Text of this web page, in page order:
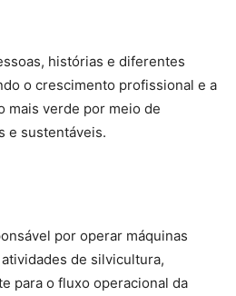
histórias e diferentes
o crescimento profissional e a
mais verde por meio de
e sustentáveis.
por operar máquinas
de silvicultura,
para o fluxo operacional da